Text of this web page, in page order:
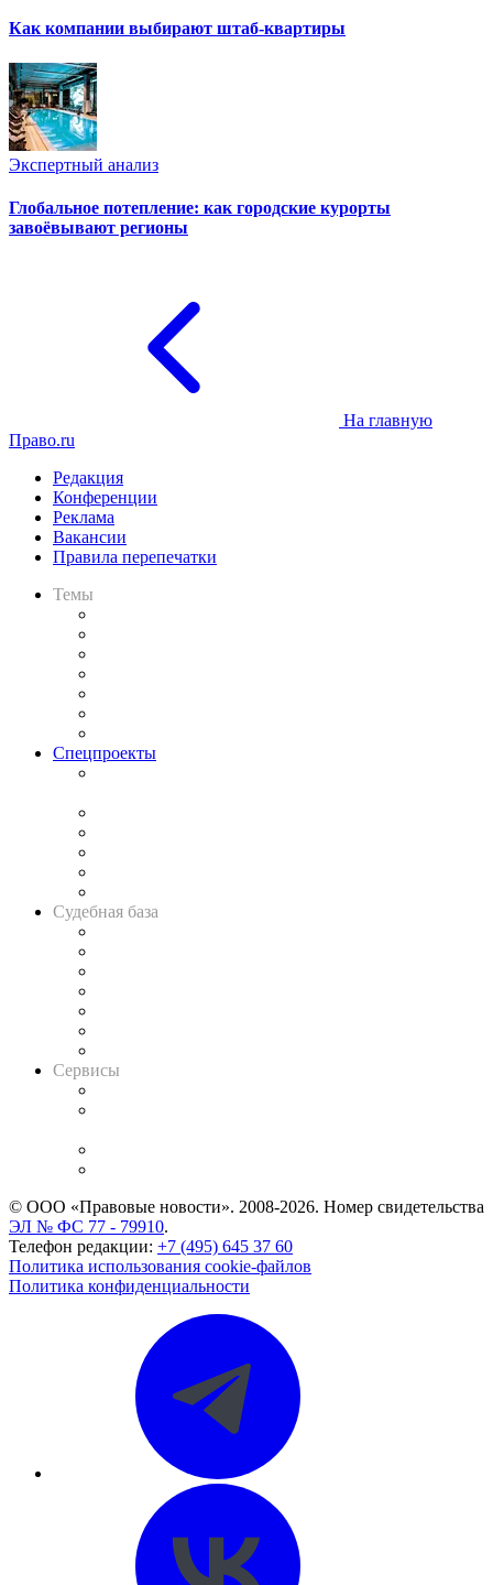
Как компании выбирают штаб-квартиры
Экспертный анализ
Глобальное потепление: как городские курорты
завоёвывают регионы
На главную
Право.ru
Редакция
Конференции
Реклама
Вакансии
Правила перепечатки
Темы
Спецпроекты
Судебная база
Сервисы
© ООО «Правовые новости». 2008-2026. Номер свидетельства
ЭЛ № ФС 77 - 79910.
Телефон редакции: +7 (495) 645 37 60
Политика использования cookie-файлов
Политика конфиденциальности